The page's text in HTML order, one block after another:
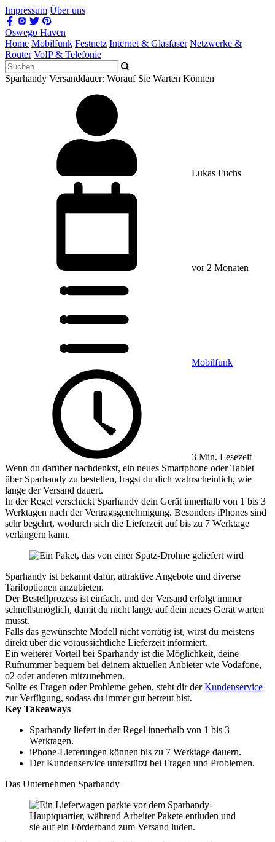
Impressum Über uns
Oswego Haven
Home Mobilfunk Festnetz Internet & Glasfaser Netzwerke &
Router VoIP & Telefonie
Sparhandy Versanddauer: Worauf Sie Warten Können
Lukas Fuchs
vor 2 Monaten
Mobilfunk
3 Min. Lesezeit
Wenn du darüber nachdenkst, ein neues Smartphone oder Tablet
über Sparhandy zu bestellen, fragst du dich wahrscheinlich, wie
lange der Versand dauert.
In der Regel verschickt Sparhandy dein Gerät innerhalb von 1 bis 3
Werktagen nach der Vertragsgenehmigung. Besonders iPhones sind
sehr begehrt, wodurch sich die Lieferzeit auf bis zu 7 Werktage
verlängern kann.
Sparhandy ist bekannt dafür, attraktive Angebote und diverse
Tarifoptionen anzubieten.
Der Bestellprozess ist einfach, und der Versand erfolgt immer
schnellstmöglich, damit du nicht lange auf dein neues Gerät warten
musst.
Falls das gewünschte Modell nicht vorrätig ist, wirst du meistens
direkt über die voraussichtliche Lieferzeit informiert.
Ein weiterer Vorteil bei Sparhandy ist die Möglichkeit, deine
Rufnummer bequem bei deinem aktuellen Anbieter wie Vodafone,
o2 oder anderen mitzunehmen.
Sollte es Fragen oder Probleme geben, steht dir derKundenservice
zur Verfügung, sodass du immer gut betreut bist.
Key Takeaways
Sparhandy liefert in der Regel innerhalb von 1 bis 3
Werktagen.
iPhone-Lieferungen können bis zu 7 Werktage dauern.
Der Kundenservice unterstützt bei Fragen und Problemen.
Das Unternehmen Sparhandy